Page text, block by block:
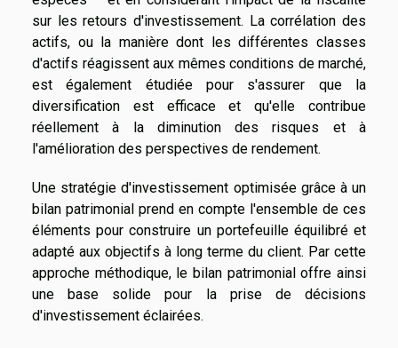
sur les retours d'investissement. La corrélation des
actifs, ou la manière dont les différentes classes
d'actifs réagissent aux mêmes conditions de marché,
est également étudiée pour s'assurer que la
diversification est efficace et qu'elle contribue
réellement à la diminution des risques et à
l'amélioration des perspectives de rendement.
Une stratégie d'investissement optimisée grâce à un
bilan patrimonial prend en compte l'ensemble de ces
éléments pour construire un portefeuille équilibré et
adapté aux objectifs à long terme du client. Par cette
approche méthodique, le bilan patrimonial offre ainsi
une base solide pour la prise de décisions
d'investissement éclairées.